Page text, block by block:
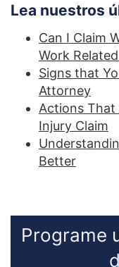
Lea nuestros
Can I Claim
Work
Signs that
Attorney
Actions That
Injury Claim
Better
Programe